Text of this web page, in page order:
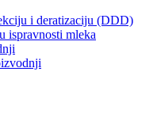
i deratizaciju (DDD)
ispravnosti mleka